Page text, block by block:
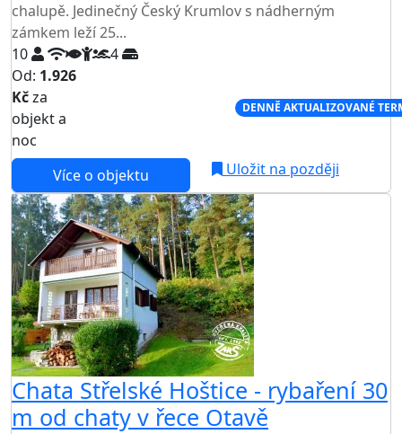
chalupě. Jedinečný Český Krumlov s nádherným
zámkem leží 25...
10
4
Od: 1.926
Kčza
objekt a
noc
DENNĚ AKTUALIZOVANÉ
Více o objektu Uložit na později
Chata Střelské Hoštice - rybaření 30
m od chaty v řece Otavě